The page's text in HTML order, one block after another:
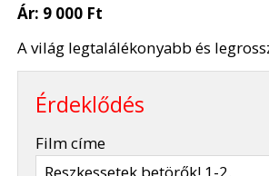
Ár: 9 000 Ft
A világ legtalálékonyabb és
Érdeklődés
Film címe